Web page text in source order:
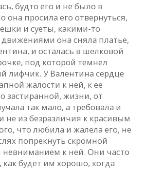
будто его и не было в
она просила его отвернуться,
и суеты, какими-то
она сняла платье,
и осталась в шелковой
под которой темнел
лифчик. У Валентина сердце
жалости к ней, к ее
застиранной, жизни, от
так мало, а требовала и
из безразличия к красивым
что любила и жалела его, не
попрекнуть скромной
к ней. Они часто
будет им хорошо, когда